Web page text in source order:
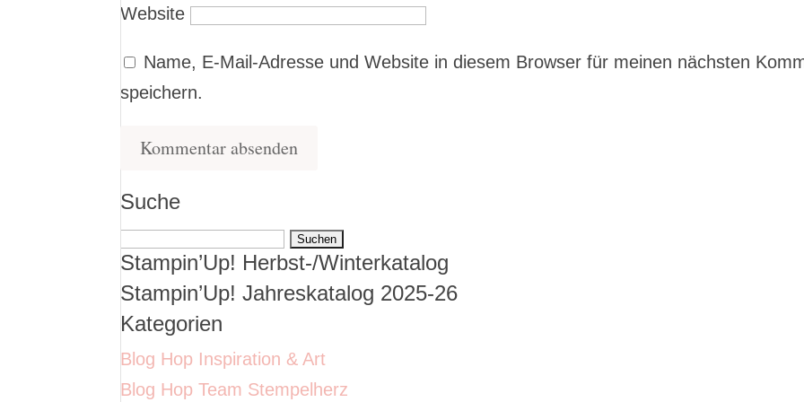
Website
Name, E-Mail-Adresse und Website in diesem Browser für meinen nächsten
speichern.
Suche
Suchen
nach:
Stampin’Up! Herbst-/Winterkatalog
Stampin’Up! Jahreskatalog 2025-26
Kategorien
Blog Hop Inspiration & Art
Blog Hop Team Stempelherz